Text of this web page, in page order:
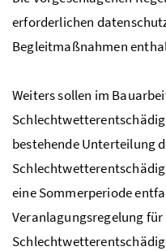
erforderlichen
Begleitmaßnahmen
Weiters sollen im
bestehende Unterteilung
eine Sommerperiode
Veranlagungsregelung